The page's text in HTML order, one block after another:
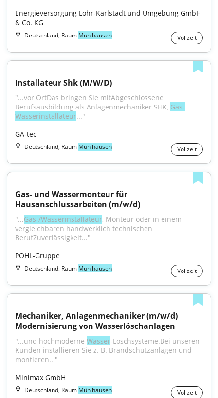
Energieversorgung Lohr-Karlstadt und Umgebung GmbH
& Co. KG
Deutschland, Raum Mühlhausen Vollzeit
Installateur Shk (M/W/D)
"...vor OrtDas bringen Sie mitAbgeschlossene
Berufsausbildung als Anlagenmechaniker SHK, Gas-
Wasserinstallateur..."
GA-tec
Deutschland, Raum Mühlhausen Vollzeit
Gas- und Wassermonteur für
Hausanschlussarbeiten (m/w/d)
"...Gas-/Wasserinstallateur, Monteur oder in einem
vergleichbaren handwerklich technischen
BerufZuverlässigkeit..."
POHL-Gruppe
Deutschland, Raum Mühlhausen Vollzeit
Mechaniker, Anlagenmechaniker (m/w/d)
Modernisierung von Wasserlöschanlagen
"...und hochmoderne Wasser-Löschsysteme.Bei unseren
Kunden installieren Sie z. B. Brandschutzanlagen und
montieren..."
Minimax GmbH
Deutschland, Raum Mühlhausen Vollzeit